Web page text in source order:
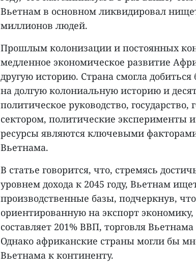
Вьетнам в основном ликвидировал
миллионов людей.
Прошлым колонизации и постоянных
медленное экономическое развитие
другую историю. Страна смогла
на долгую колониальную историю и
политическое руководство, государство,
сектором, политические эксперименты
ресурсы являются ключевыми
Вьетнама.
В статье говорится, что, стремясь
уровнем дохода к 2045 году, Вьетнам
производственные базы, подчеркнув,
ориентированную на экспорт
составляет 201% ВВП, торговля
Однако африканские страны могли бы
Вьетнама к континенту.